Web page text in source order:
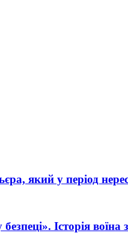
який у період
Історія